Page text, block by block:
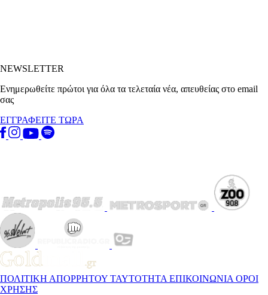
NEWSLETTER
Ενημερωθείτε πρώτοι για όλα τα τελεταία νέα, απευθείας στο email
σας
ΕΓΓΡΑΦΕΙΤΕ ΤΩΡΑ
ΠΟΛΙΤΙΚΗ ΑΠΟΡΡΗΤΟΥ ΤΑΥΤΟΤΗΤΑ ΕΠΙΚΟΙΝΩΝΙΑ ΟΡΟΙ
ΧΡΗΣΗΣ